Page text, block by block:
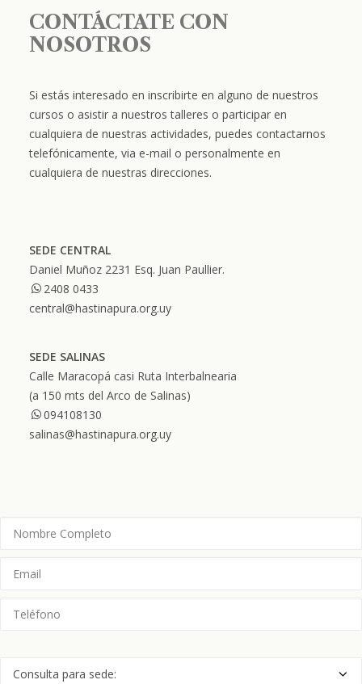
CONTÁCTATE CON
NOSOTROS
Si estás interesado en inscribirte en alguno de nuestros
cursos o asistir a nuestros talleres o participar en
cualquiera de nuestras actividades, puedes contactarnos
telefónicamente, via e-mail o personalmente en
cualquiera de nuestras direcciones.
SEDE CENTRAL
Daniel Muñoz 2231 Esq. Juan Paullier.
2408 0433
central@hastinapura.org.uy
SEDE SALINAS
Calle Maracopá casi Ruta Interbalnearia
(a 150 mts del Arco de Salinas)
094108130
salinas@hastinapura.org.uy